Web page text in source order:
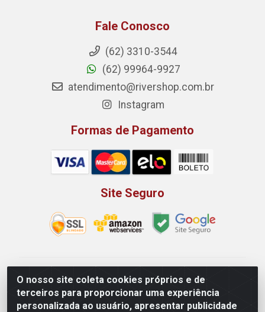
O nosso site coleta cookies próprios e de
terceiros para proporcionar uma experiência
personalizada ao usuário, apresentar publicidade
Fale Conosco
(62) 3310-3544
(62) 99964-9927
atendimento@rivershop.com.br
Instagram
Formas de Pagamento
Site Seguro
Rio Vermelho Distribuição de Alimentos LTDA - Rodovia
BR, 153, KM 52 N 00 QD 00 LT 16 - Bairro Jardim
Eldorado, Anápolis/GO - CEP 75.045-190 - CNPJ